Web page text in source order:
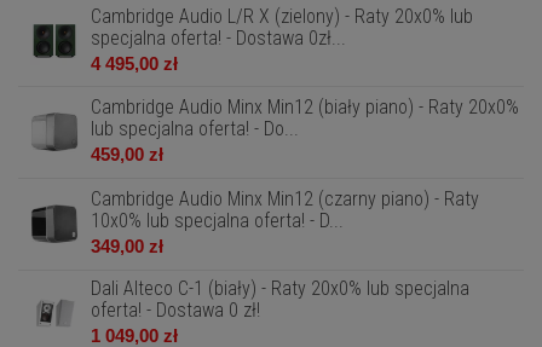
Cambridge Audio L/R X (zielony) - Raty 20x0% lub
specjalna oferta! - Dostawa 0zł...
4 495,00 zł
Cambridge Audio Minx Min12 (biały piano) - Raty 20x0%
lub specjalna oferta! - Do...
459,00 zł
Cambridge Audio Minx Min12 (czarny piano) - Raty
10x0% lub specjalna oferta! - D...
349,00 zł
Dali Alteco C-1 (biały) - Raty 20x0% lub specjalna
oferta! - Dostawa 0 zł!
1 049,00 zł